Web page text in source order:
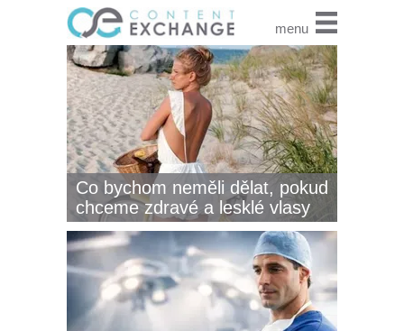
menu
Co bychom neměli dělat, pokud
chceme zdravé a lesklé vlasy